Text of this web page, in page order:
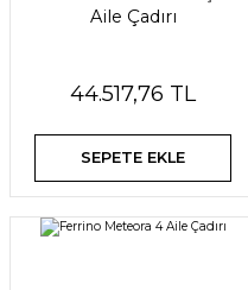
Aile Çadırı
44.517,76 TL
SEPETE EKLE